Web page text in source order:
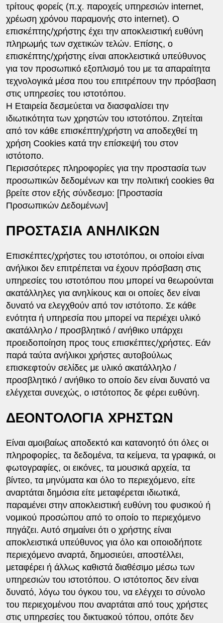
τρίτους φορείς (π.χ. παροχείς υπηρεσιών internet,
χρέωση χρόνου παραμονής στο internet). Ο
επισκέπτης/χρήστης έχει την αποκλειστική ευθύνη
πληρωμής των σχετικών τελών. Επίσης, ο
επισκέπτης/χρήστης είναι αποκλειστικά υπεύθυνος
για τον προσωπικό εξοπλισμό του με τα απαραίτητα
τεχνολογικά μέσα που του επιτρέπουν την πρόσβαση
στις υπηρεσίες του ιστοτόπου.
Η Εταιρεία δεσμεύεται να διασφαλίσει την
ιδιωτικότητα των χρηστών του ιστοτόπου. Ζητείται
από τον κάθε επισκέπτη/χρήστη να αποδεχθεί τη
χρήση Cookies κατά την επίσκεψή του στον
ιστότοπο.
Περισσότερες πληροφορίες για την προστασία των
προσωπικών δεδομένων και την πολιτική cookies θα
βρείτε στον εξής σύνδεσμο: [Προστασία
Προσωπικών Δεδομένων]
ΠΡΟΣΤΑΣΙΑ ΑΝΗΛΙΚΩΝ
Επισκέπτες/χρήστες του ιστοτόπου, οι οποίοι είναι
ανήλικοι δεν επιτρέπεται να έχουν πρόσβαση στις
υπηρεσίες του ιστοτόπου που μπορεί να θεωρούνται
ακατάλληλες για ανηλίκους και οι οποίες δεν είναι
δυνατό να ελεγχθούν από τον ιστότοπο. Σε κάθε
ενότητα ή υπηρεσία που μπορεί να περιέχει υλικό
ακατάλληλο / προσβλητικό / ανήθικο υπάρχει
προειδοποίηση προς τους επισκέπτες/χρήστες. Εάν
παρά ταύτα ανήλικοι χρήστες αυτοβούλως
επισκεφτούν σελίδες με υλικό ακατάλληλο /
προσβλητικό / ανήθικο το οποίο δεν είναι δυνατό να
ελέγχεται συνεχώς, ο ιστότοπος δε φέρει ευθύνη.
ΔΕΟΝΤΟΛΟΓΙΑ ΧΡΗΣΤΩΝ
Είναι αμοιβαίως αποδεκτό και κατανοητό ότι όλες οι
πληροφορίες, τα δεδομένα, τα κείμενα, τα γραφικά, οι
φωτογραφίες, οι εικόνες, τα μουσικά αρχεία, τα
βίντεο, τα μηνύματα και όλο το περιεχόμενο, είτε
αναρτάται δημόσια είτε μεταφέρεται ιδιωτικά,
παραμένει στην αποκλειστική ευθύνη του φυσικού ή
νομικού προσώπου από το οποίο το περιεχόμενο
πηγάζει. Αυτό σημαίνει ότι ο χρήστης είναι
αποκλειστικά υπεύθυνος για όλο και οποιοδήποτε
περιεχόμενο αναρτά, δημοσιεύει, αποστέλλει,
μεταφέρει ή άλλως καθιστά διαθέσιμο μέσω των
υπηρεσιών του ιστοτόπου. O ιστότοπος δεν είναι
δυνατό, λόγω του όγκου του, να ελέγχει το σύνολο
του περιεχομένου που αναρτάται από τους χρήστες
στις υπηρεσίες του δικτυακού τόπου, οπότε δεν